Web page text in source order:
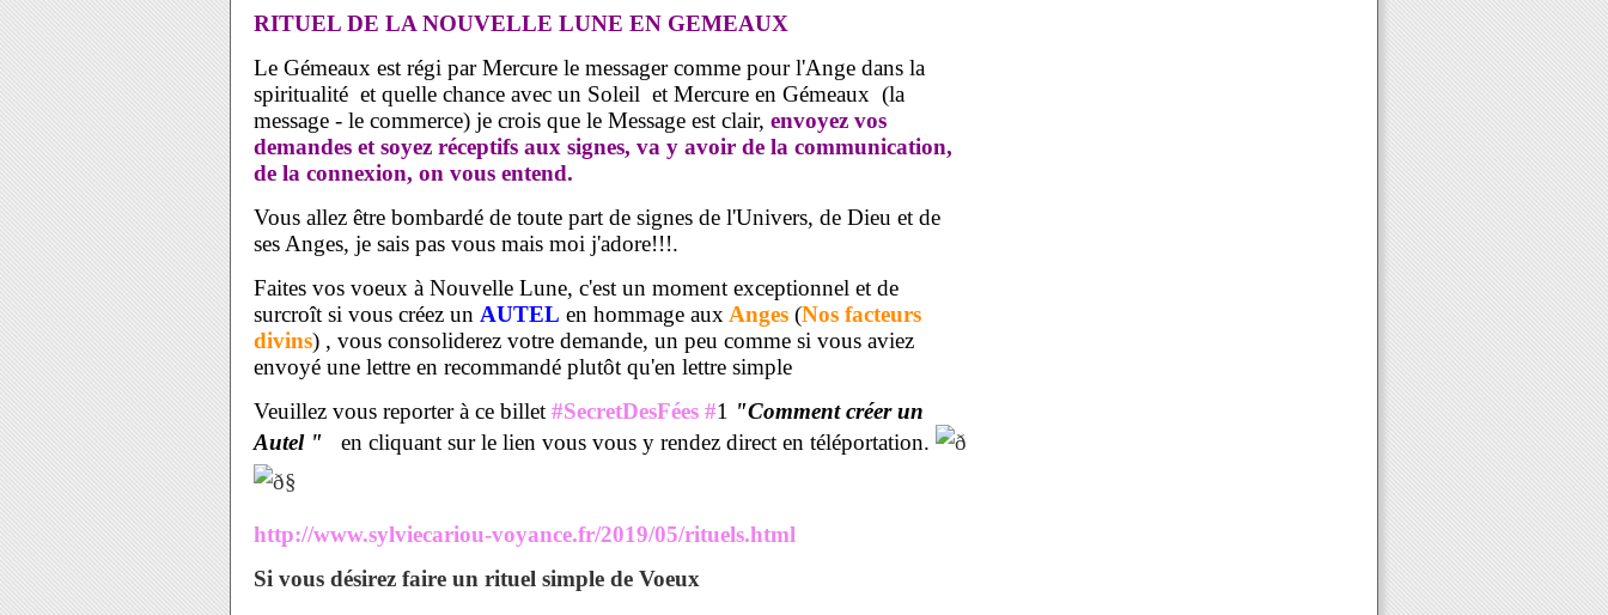
RITUEL DE LA NOUVELLE LUNE EN GEMEAUX
Le Gémeaux est régi par Mercure le messager comme pour l'Ange dans la
spiritualité et quelle chance avec un Soleil et Mercure en Gémeaux (la
message - le commerce) je crois que le Message est clair, envoyez vos
demandes et soyez réceptifs aux signes, va y avoir de la communication,
de la connexion, on vous entend.
Vous allez être bombardé de toute part de signes de l'Univers, de Dieu et de
ses Anges, je sais pas vous mais moi j'adore!!!.
Faites vos voeux à Nouvelle Lune, c'est un moment exceptionnel et de
surcroît si vous créez un AUTEL en hommage aux Anges (Nos facteurs
divins) , vous consoliderez votre demande, un peu comme si vous aviez
envoyé une lettre en recommandé plutôt qu'en lettre simple
Veuillez vous reporter à ce billet #SecretDesFées #1 "Comment créer un
Autel " en cliquant sur le lien vous vous y rendez direct en téléportation.
http://www.sylviecariou-voyance.fr/2019/05/rituels.html
Si vous désirez faire un rituel simple de Voeux